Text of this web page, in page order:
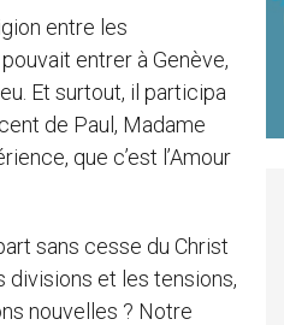
entre les
entrer à Genève,
Et surtout, il participa
de Paul, Madame
que c’est l’Amour
sans cesse du Christ
divisions et les tensions,
nouvelles ? Notre